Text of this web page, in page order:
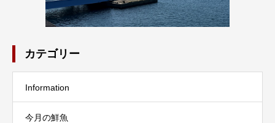
カテゴリー
Information
今月の鮮魚